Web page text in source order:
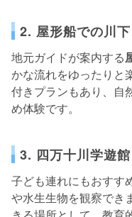
2. 屋形船での川
地元ガイドが案内する
かな流れをゆったりと
付きプランもあり、自
め体験です。
3. 四万十川学遊館
子ども連れにもおすす
や水生生物を観察でき